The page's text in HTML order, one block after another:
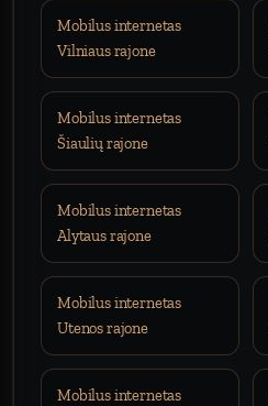
Mobilus internetas
Vilniaus rajone
Mobilus internetas
Šiaulių rajone
Mobilus internetas
Alytaus rajone
Mobilus internetas
Utenos rajone
Mobilus internetas